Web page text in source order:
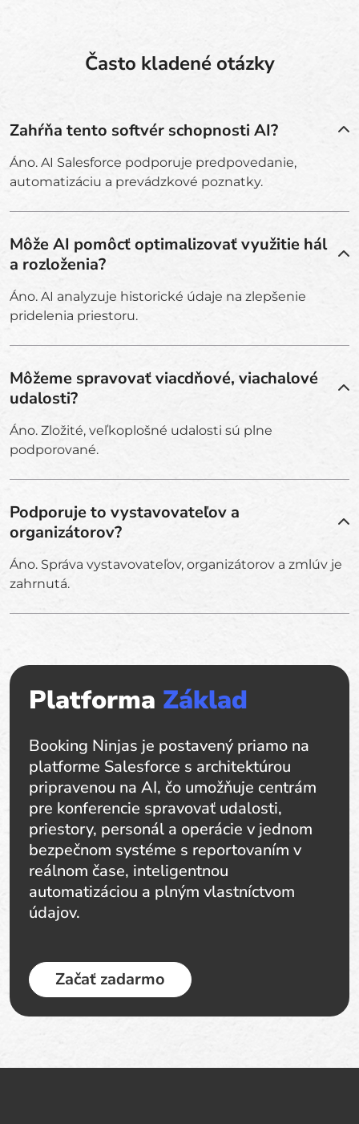
Často kladené otázky
Zahŕňa tento softvér schopnosti AI?
Áno. AI Salesforce podporuje predpovedanie,
automatizáciu a prevádzkové poznatky.
Môže AI pomôcť optimalizovať využitie hál
a rozloženia?
Áno. AI analyzuje historické údaje na zlepšenie
pridelenia priestoru.
Môžeme spravovať viacdňové, viachalové
udalosti?
Áno. Zložité, veľkoplošné udalosti sú plne
podporované.
Podporuje to vystavovateľov a
organizátorov?
Áno. Správa vystavovateľov, organizátorov a zmlúv je
zahrnutá.
Platforma Základ
Booking Ninjas je postavený priamo na
platforme Salesforce s architektúrou
pripravenou na AI, čo umožňuje centrám
pre konferencie spravovať udalosti,
priestory, personál a operácie v jednom
bezpečnom systéme s reportovaním v
reálnom čase, inteligentnou
automatizáciou a plným vlastníctvom
údajov.
Začať zadarmo